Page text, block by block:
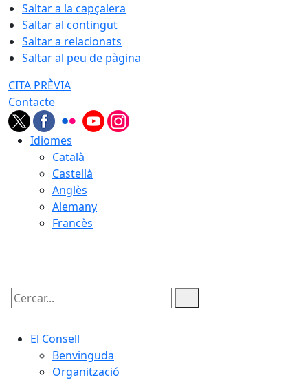
Saltar a la capçalera
Saltar al contingut
Saltar a relacionats
Saltar al peu de pàgina
CITA PRÈVIA
Contacte
Idiomes
Català
Castellà
Anglès
Alemany
Francès
Cercar:
El Consell
Benvinguda
Organització